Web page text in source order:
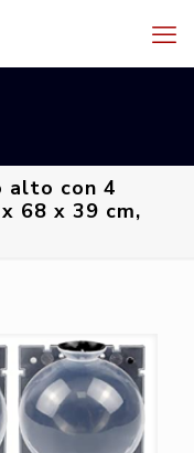
alto con 4
68 x 39 cm,